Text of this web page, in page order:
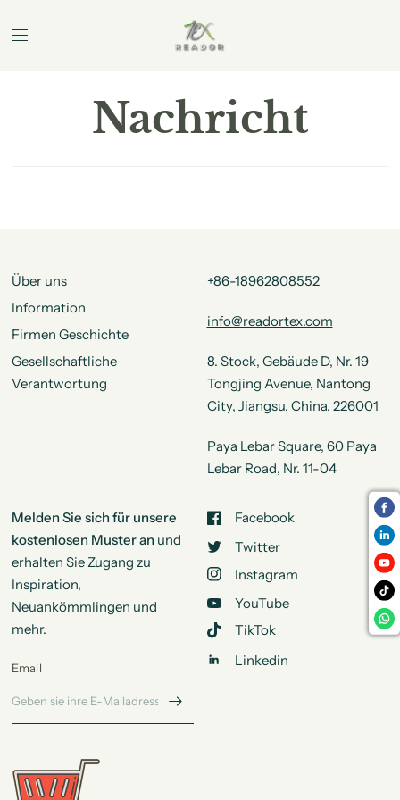
Nachricht
Über uns
Information
Firmen Geschichte
Gesellschaftliche
Verantwortung
+86-18962808552
info@readortex.com
8. Stock, Gebäude D, Nr. 19
Tongjing Avenue, Nantong
City, Jiangsu, China, 226001
Paya Lebar Square, 60 Paya
Lebar Road, Nr. 11-04
Melden Sie sich für unsere
kostenlosen Muster an und
erhalten Sie Zugang zu
Inspiration,
Neuankömmlingen und
mehr.
Email
Facebook
Twitter
Instagram
YouTube
TikTok
Linkedin